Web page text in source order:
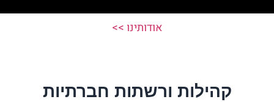
אודותינו >>
קהילות ורשתות חברתיות